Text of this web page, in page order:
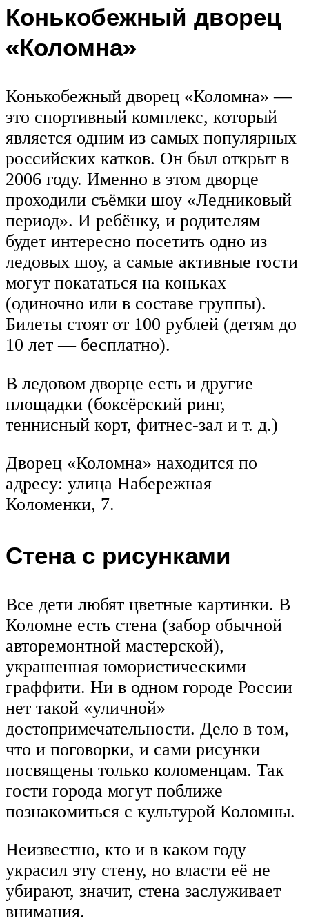
Конькобежный дворец
«Коломна»
Конькобежный дворец «Коломна» —
это спортивный комплекс, который
является одним из самых популярных
российских катков. Он был открыт в
2006 году. Именно в этом дворце
проходили съёмки шоу «Ледниковый
период». И ребёнку, и родителям
будет интересно посетить одно из
ледовых шоу, а самые активные гости
могут покататься на коньках
(одиночно или в составе группы).
Билеты стоят от 100 рублей (детям до
10 лет — бесплатно).
В ледовом дворце есть и другие
площадки (боксёрский ринг,
теннисный корт, фитнес-зал и т. д.)
Дворец «Коломна» находится по
адресу: улица Набережная
Коломенки, 7.
Стена с рисунками
Все дети любят цветные картинки. В
Коломне есть стена (забор обычной
авторемонтной мастерской),
украшенная юмористическими
граффити. Ни в одном городе России
нет такой «уличной»
достопримечательности. Дело в том,
что и поговорки, и сами рисунки
посвящены только коломенцам. Так
гости города могут поближе
познакомиться с культурой Коломны.
Неизвестно, кто и в каком году
украсил эту стену, но власти её не
убирают, значит, стена заслуживает
внимания.